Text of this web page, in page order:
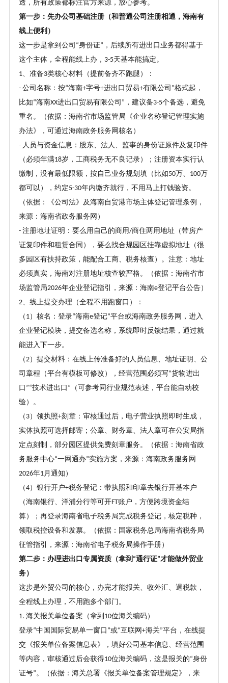
透，所有政策都标注官方来源，放心参考。
第一步：先办公司基础注册（和普通公司注册相通，海南有
线上便利）
这一步是拿到公司 “身份证” ，后续所有进出口业务都得基于
这个主体，全程能线上办， 3-5天基本能搞定。
1、 准备3类核心材料（提前备齐不跑腿）
：
- 公司名称：按“海南+字号+进出口贸易+有限公司 ”格式起，
比如“海南XX进出口贸易有限公司 ” ，建议备3-5个备选，避免
重名。（依据：海南省市场监管局《企业名称登记管理实施
办法》，可通过海南政务服务网核名）
- 人员与资金信息：股东、法人、监事的身份证原件及复印件
（必须年满18岁，工商税务无不良记录）；注册资本实行认
缴制，没有最低限额，按自己业务规划填（比如50万、 100万
都可以），约定5-30年内缴齐就行，不用马上打钱验资。
（依据：《公司法》及海南自贸港市场主体登记管理条例，
来源：海南省政务服务网）
- 注册地址证明：要么用自己的商用/商住两用地址（带房产
证复印件和租赁合同），要么找合规园区挂靠虚拟地址（很
多园区有扶持政策，能配合工商、税务核查）。注意：地址
必须真实，海南对注册地址核查较严格。（依据：海南省市
场监管局2026年企业登记指引，来源：海南e登记平台公告）
2、 线上提交办理（全程不用跑窗口）
：
（ 1） 核名：登录“海南e登记”平台或海南政务服务网，进入
企业登记模块，提交备选名称，系统即时反馈结果，通过就
能进入下一步。
（2） 提交材料：在线上传准备好的人员信息、地址证明、公
司章程（平台有模板可修改），经营范围必须写“货物进出
口 ”“技术进出口 ” （可参考同行业规范表述，平台能自动校
验）。
（ 3） 领执照+刻章：审核通过后，电子营业执照即时生成，
实体执照可选择邮寄；公章、财务章、法人章可在公安局指
定点刻制，部分园区提供免费刻章服务。（依据：海南省政
务服务中心“一网通办”实施方案，来源：海南政务服务网
2026年1月通知）
（4） 银行开户+税务登记：带执照和印章去银行开基本户
（海南银行、洋浦分行等可开FT账户，方便跨境资金结
算）；再登录海南省电子税务局完成税务登记，核定税种，
领取税控设备和发票。（依据：国家税务总局海南省税务局
征管指引，来源：海南省电子税务局操作手册）
第二步：办理进出口专属资质（拿到 “通行证”才能做外贸业
务）
这步是外贸公司的核心，办完才能报关、收外汇、退税款，
全程线上办理，不用跑多个部门。
1. 海关报关单位备案（拿到 10位海关编码）
登录“中国国际贸易单一窗口 ”或“互联网 +海关”平台，在线提
交《报关单位备案信息表》，填好公司基本信息、经营范围
等内容，审核通过后会获得10位海关编码，这是报关的“身份
证号”。（依据：海关总署《报关单位备案管理规定》，来